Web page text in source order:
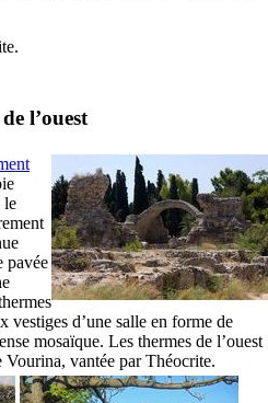
l’ouest
le
pavée
vestiges d’une salle en forme de
mosaïque. Les thermes de l’ouest
Vourina, vantée par Théocrite.